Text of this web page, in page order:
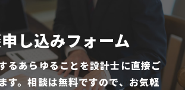
し込みフォーム
るあらゆることを設計士に直接ご
す。相談は無料ですので、お気軽